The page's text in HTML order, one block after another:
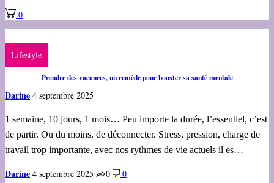
0
Lifestyle
Prendre des vacances, un remède pour booster sa santé mentale
Darine 4 septembre 2025
1 semaine, 10 jours, 1 mois… Peu importe la durée, l’essentiel, c’est
de partir. Ou du moins, de déconnecter. Stress, pression, charge de
travail trop importante, avec nos rythmes de vie actuels il es…
Darine 4 septembre 2025 0 0